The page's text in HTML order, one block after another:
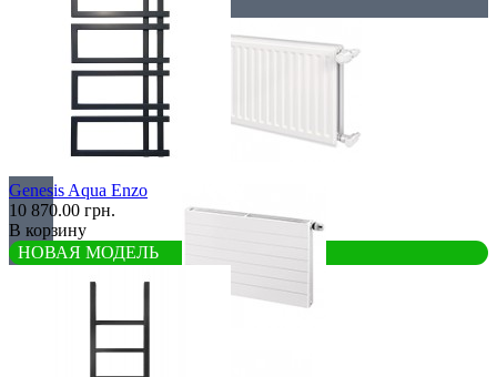
Гигиенические
Линейные
Genesis Aqua Enzo
10 870.00 грн.
В корзину
НОВАЯ МОДЕЛЬ